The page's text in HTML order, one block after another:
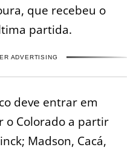
que recebeu o
partida.
ADVERTISING
deve entrar em
o Colorado a partir
Madson, Cacá,